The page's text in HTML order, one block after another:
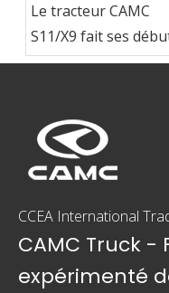
Le tracteur CAMC
S11/X9 fait ses
CCEA International
CAMC Truck -
expérimenté